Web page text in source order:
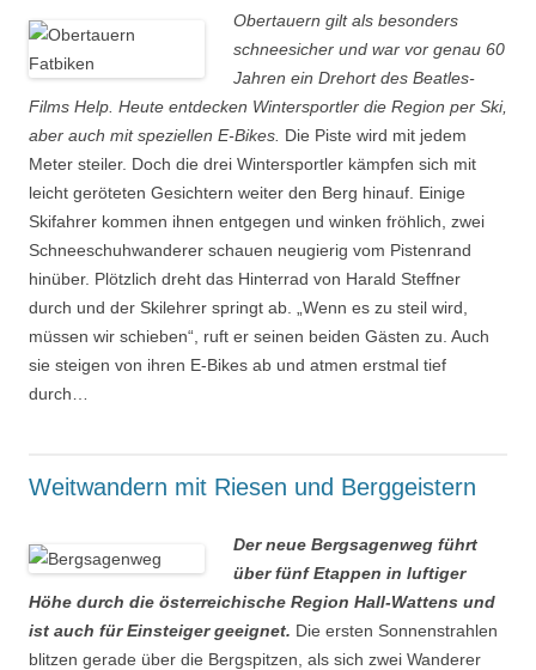
Obertauern gilt als besonders
schneesicher und war vor genau 60
Jahren ein Drehort des Beatles-
Films Help. Heute entdecken Wintersportler die Region per Ski,
aber auch mit speziellen E-Bikes. Die Piste wird mit jedem
Meter steiler. Doch die drei Wintersportler kämpfen sich mit
leicht geröteten Gesichtern weiter den Berg hinauf. Einige
Skifahrer kommen ihnen entgegen und winken fröhlich, zwei
Schneeschuhwanderer schauen neugierig vom Pistenrand
hinüber. Plötzlich dreht das Hinterrad von Harald Steffner
durch und der Skilehrer springt ab. „Wenn es zu steil wird,
müssen wir schieben“, ruft er seinen beiden Gästen zu. Auch
sie steigen von ihren E-Bikes ab und atmen erstmal tief
durch…
Weitwandern mit Riesen und Berggeistern
Der neue Bergsagenweg führt
über fünf Etappen in luftiger
Höhe durch die österreichische Region Hall-Wattens und
ist auch für Einsteiger geeignet. Die ersten Sonnenstrahlen
blitzen gerade über die Bergspitzen, als sich zwei Wanderer